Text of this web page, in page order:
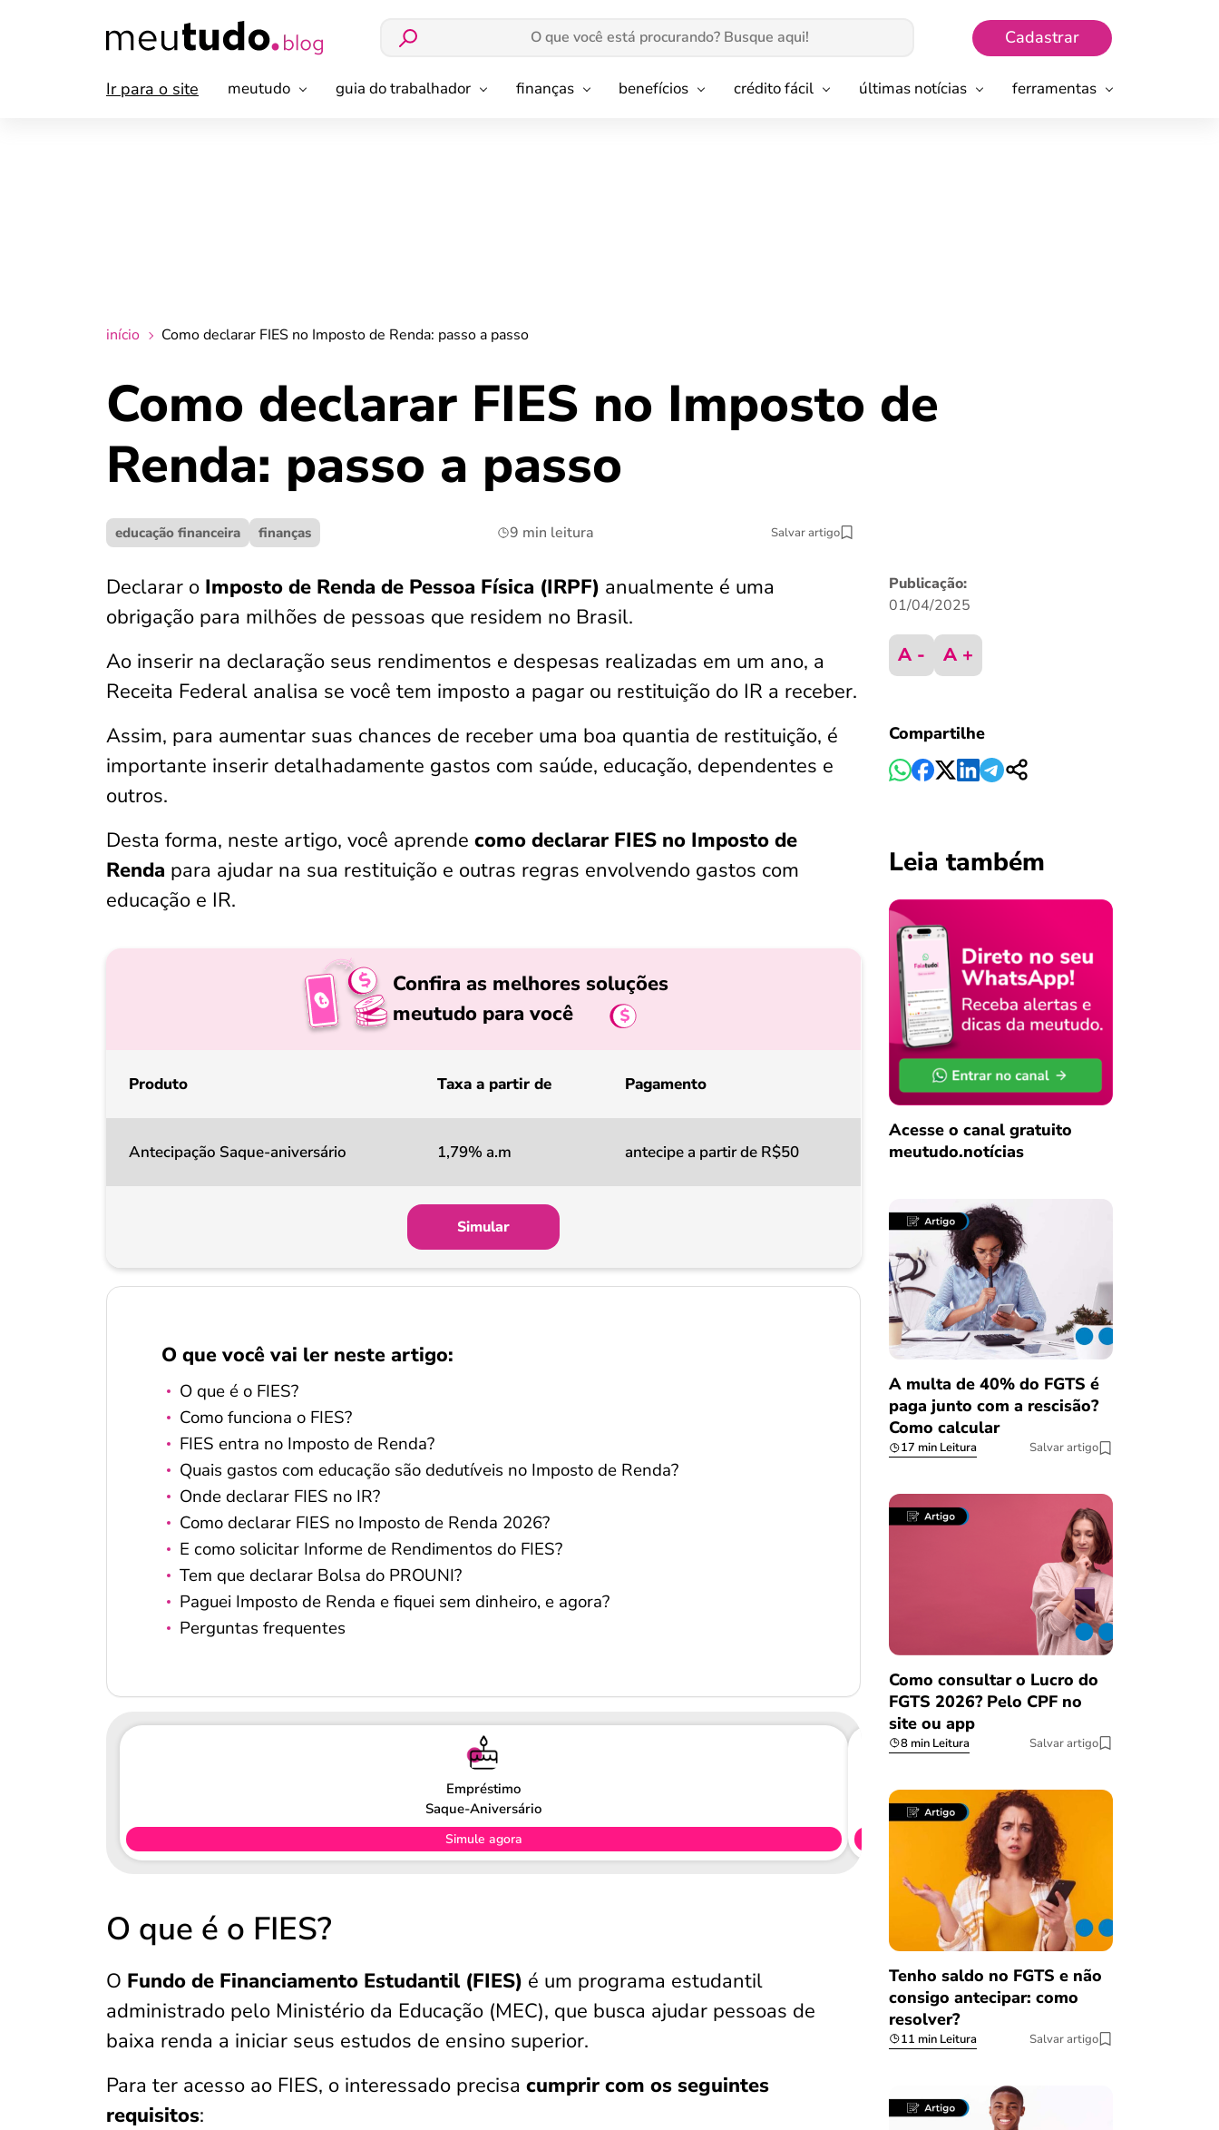
Cadastrar
Ir para o site meutudo guia do trabalhador finanças benefícios crédito fácil últimas notícias ferramentas
início Como declarar FIES no Imposto de Renda: passo a passo
Como declarar FIES no Imposto de
Renda: passo a passo
educação financeira finanças 9 min leitura Salvar artigo
Declarar o Imposto de Renda de Pessoa Física (IRPF) anualmente é uma
obrigação para milhões de pessoas que residem no Brasil.
Ao inserir na declaração seus rendimentos e despesas realizadas em um ano, a
Receita Federal analisa se você tem imposto a pagar ou restituição do IR a receber.
Assim, para aumentar suas chances de receber uma boa quantia de restituição, é
importante inserir detalhadamente gastos com saúde, educação, dependentes e
outros.
Desta forma, neste artigo, você aprende como declarar FIES no Imposto de
Renda para ajudar na sua restituição e outras regras envolvendo gastos com
educação e IR.
Confira as melhores soluções
meutudo para você
Produto Taxa a partir de Pagamento
Antecipação Saque-aniversário 1,79% a.m antecipe a partir de R$50
Simular
O que você vai ler neste artigo:
O que é o FIES?
Como funciona o FIES?
FIES entra no Imposto de Renda?
Quais gastos com educação são dedutíveis no Imposto de Renda?
Onde declarar FIES no IR?
Como declarar FIES no Imposto de Renda 2026?
E como solicitar Informe de Rendimentos do FIES?
Tem que declarar Bolsa do PROUNI?
Paguei Imposto de Renda e fiquei sem dinheiro, e agora?
Perguntas frequentes
Empréstimo
Saque-Aniversário
Simule agora
O que é o FIES?
O Fundo de Financiamento Estudantil (FIES) é um programa estudantil
administrado pelo Ministério da Educação (MEC), que busca ajudar pessoas de
baixa renda a iniciar seus estudos de ensino superior.
Para ter acesso ao FIES, o interessado precisa cumprir com os seguintes
requisitos:
Salvar Ferramenta
Publicação:
01/04/2025
A - A +
Compartilhe
Leia também
Acesse o canal gratuito
meutudo.notícias
A multa de 40% do FGTS é
paga junto com a rescisão?
Como calcular
17 min Leitura Salvar artigo
Como consultar o Lucro do
FGTS 2026? Pelo CPF no
site ou app
8 min Leitura Salvar artigo
Tenho saldo no FGTS e não
consigo antecipar: como
resolver?
11 min Leitura Salvar artigo